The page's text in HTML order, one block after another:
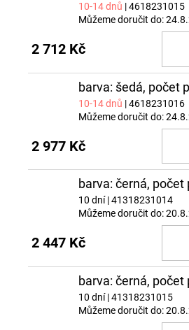
10-14 dnů | 4618231015
Můžeme doručit do:
2 712 Kč
barva: šedá, počet
10-14 dnů | 4618231016
Můžeme doručit do:
2 977 Kč
barva: černá, počet
10 dní| 41318231014
Můžeme doručit do:
2 447 Kč
barva: černá, počet
10 dní| 41318231015
Můžeme doručit do: